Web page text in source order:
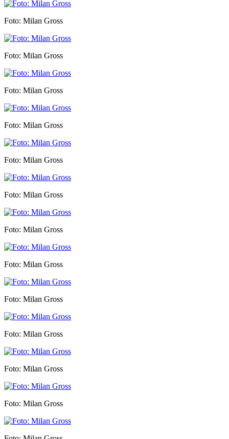
Foto: Milan Gross
Foto: Milan Gross
Foto: Milan Gross
Foto: Milan Gross
Foto: Milan Gross
Foto: Milan Gross
Foto: Milan Gross
Foto: Milan Gross
Foto: Milan Gross
Foto: Milan Gross
Foto: Milan Gross
Foto: Milan Gross